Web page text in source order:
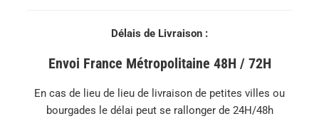
Délais de Livraison :
Envoi France Métropolitaine 48H / 72H
En cas de lieu de lieu de livraison de petites villes ou
bourgades le délai peut se rallonger de 24H/48h